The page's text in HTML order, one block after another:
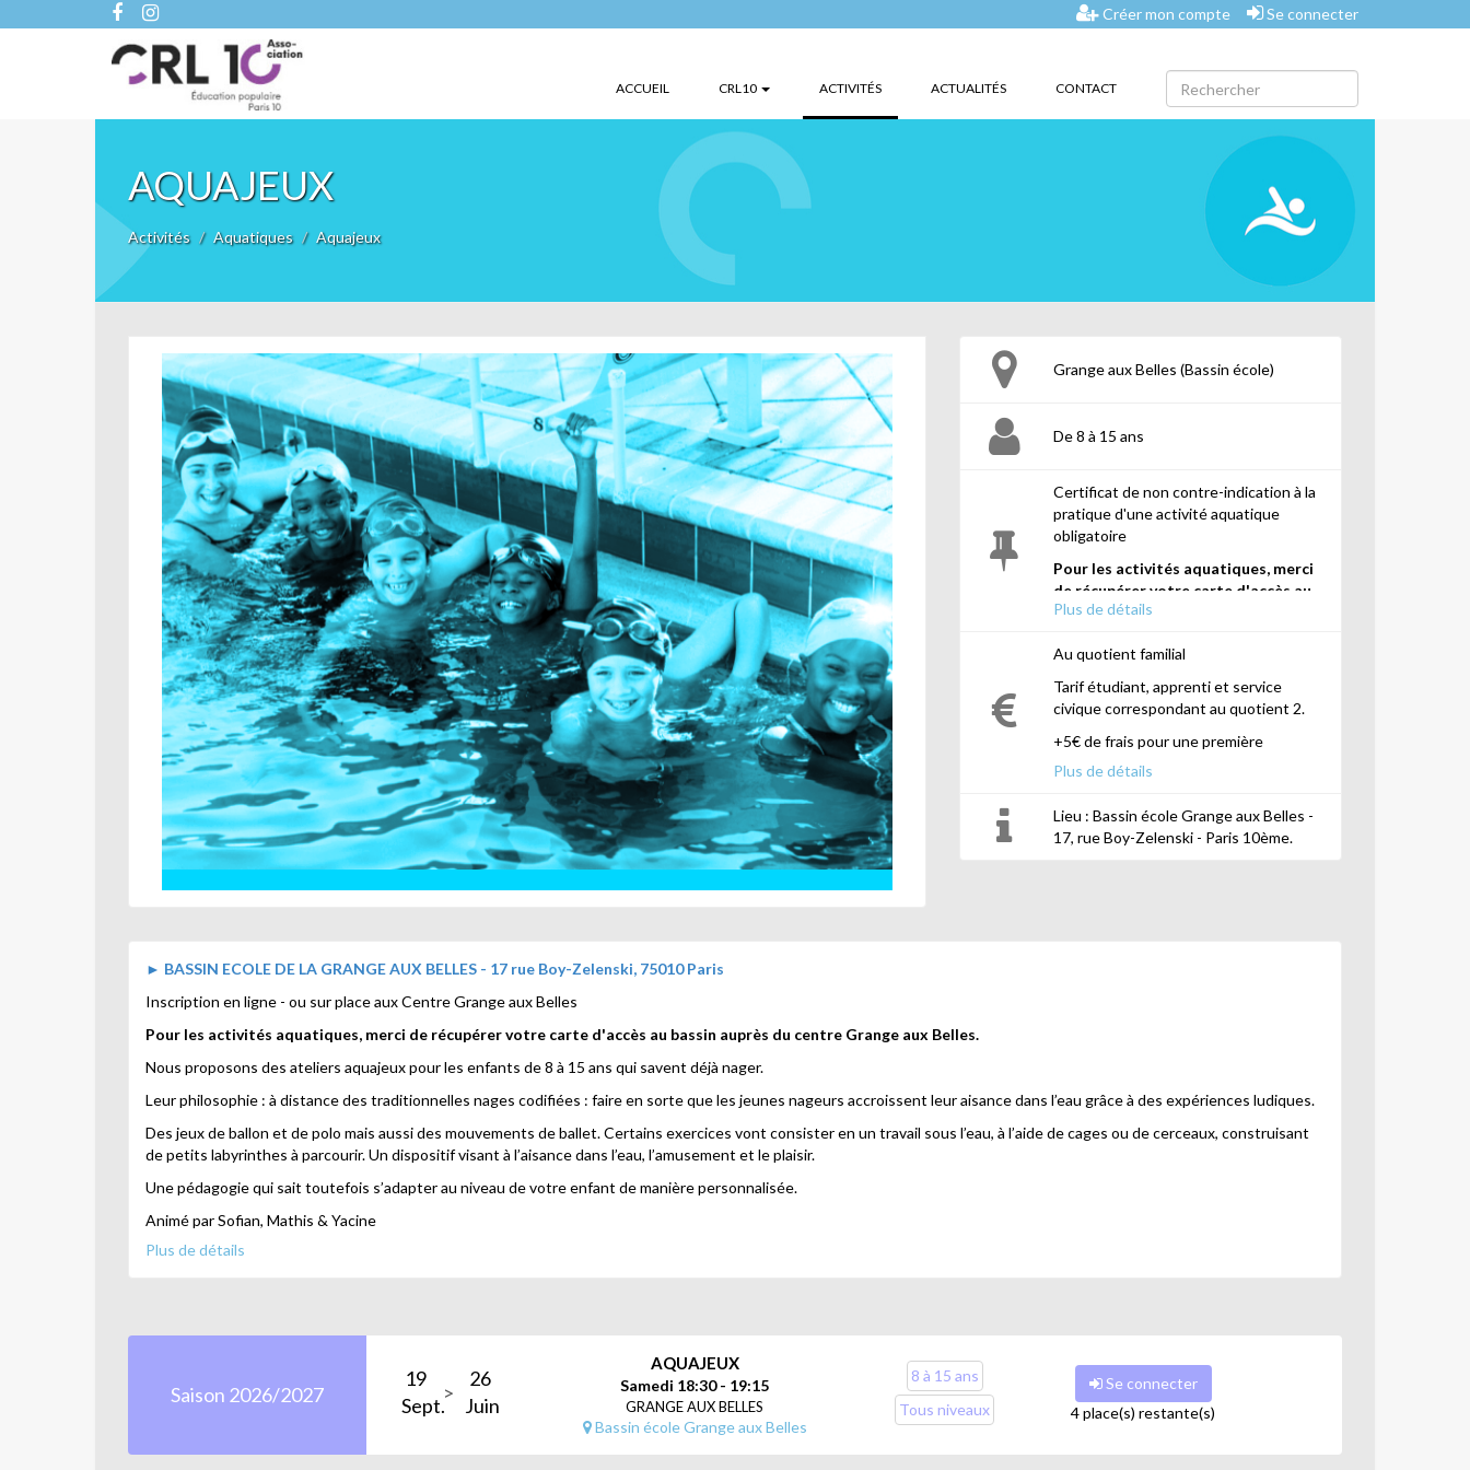
Créer mon compte Se connecter
ACCUEIL CRL10 ACTIVITÉS(CURRENT)ACTUALITÉS CONTACT
AQUAJEUX
Activités Aquatiques Aquajeux
Grange aux Belles (Bassin école)
De 8 à 15 ans
Certificat de non contre-indication à la
pratique d'une activité aquatique
obligatoire
Pour les activités aquatiques, merci
de récupérer votre carte d'accès au
bassin auprès du centre Grange aux
Plus de détails
Au quotient familial
Tarif étudiant, apprenti et service
civique correspondant au quotient 2.
+5€ de frais pour une première
Plus de détails
Lieu : Bassin école Grange aux Belles -
17, rue Boy-Zelenski - Paris 10ème.
► BASSIN ECOLE DE LA GRANGE AUX BELLES - 17 rue Boy-Zelenski, 75010 Paris
Inscription en ligne - ou sur place aux Centre Grange aux Belles
Pour les activités aquatiques, merci de récupérer votre carte d'accès au bassin auprès du centre Grange aux Belles.
Nous proposons des ateliers aquajeux pour les enfants de 8 à 15 ans qui savent déjà nager.
Leur philosophie : à distance des traditionnelles nages codifiées : faire en sorte que les jeunes nageurs accroissent leur aisance dans l’eau grâce à des expériences ludiques.
Des jeux de ballon et de polo mais aussi des mouvements de ballet. Certains exercices vont consister en un travail sous l’eau, à l’aide de cages ou de cerceaux, construisant
de petits labyrinthes à parcourir. Un dispositif visant à l’aisance dans l’eau, l’amusement et le plaisir.
Une pédagogie qui sait toutefois s’adapter au niveau de votre enfant de manière personnalisée.
Animé par Sofian, Mathis & Yacine
lieu: bassin école Grange aux Belles - profondeur du bassin : 1m10
Plus de détails
Saison 2026/2027
19
Sept.
26
Juin
AQUAJEUX
Samedi 18:30 - 19:15
GRANGE AUX BELLES
Bassin école Grange aux Belles
8 à 15 ans
Tous niveaux
Se connecter
4 place(s) restante(s)